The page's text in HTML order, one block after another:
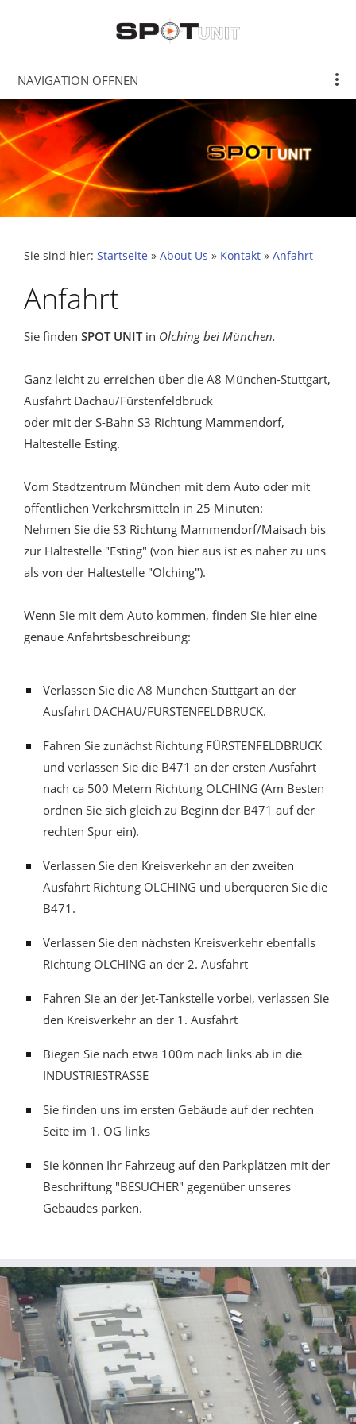
NAVIGATION ÖFFNEN
Sie sind hier: Startseite » About Us » Kontakt » Anfahrt
Anfahrt
Sie finden SPOT UNITin Olching bei München.
Ganz leicht zu erreichen über die A8 München-Stuttgart,
Ausfahrt Dachau/Fürstenfeldbruck
oder mit der S-Bahn S3 Richtung Mammendorf,
Haltestelle Esting.
Vom Stadtzentrum München mit dem Auto oder mit
öffentlichen Verkehrsmitteln in 25 Minuten:
Nehmen Sie die S3 Richtung Mammendorf/Maisach bis
zur Haltestelle "Esting" (von hier aus ist es näher zu uns
als von der Haltestelle "Olching").
Wenn Sie mit dem Auto kommen, finden Sie hier eine
genaue Anfahrtsbeschreibung:
Verlassen Sie die A8 München-Stuttgart an der
Ausfahrt DACHAU/FÜRSTENFELDBRUCK.
Fahren Sie zunächst Richtung FÜRSTENFELDBRUCK
und verlassen Sie die B471 an der ersten Ausfahrt
nach ca 500 Metern Richtung OLCHING (Am Besten
ordnen Sie sich gleich zu Beginn der B471 auf der
rechten Spur ein).
Verlassen Sie den Kreisverkehr an der zweiten
Ausfahrt Richtung OLCHING und überqueren Sie die
B471.
Verlassen Sie den nächsten Kreisverkehr ebenfalls
Richtung OLCHING an der 2. Ausfahrt
Fahren Sie an der Jet-Tankstelle vorbei, verlassen Sie
den Kreisverkehr an der 1. Ausfahrt
Biegen Sie nach etwa 100m nach links ab in die
INDUSTRIESTRASSE
Sie finden uns im ersten Gebäude auf der rechten
Seite im 1. OG links
Sie können Ihr Fahrzeug auf den Parkplätzen mit der
Beschriftung "BESUCHER" gegenüber unseres
Gebäudes parken.